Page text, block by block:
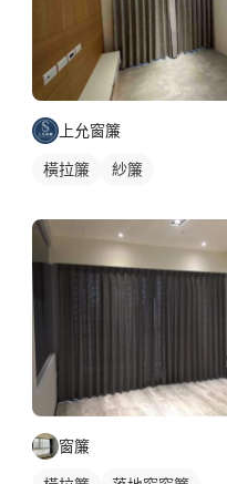
上允窗簾
橫拉簾 紗簾
窗簾